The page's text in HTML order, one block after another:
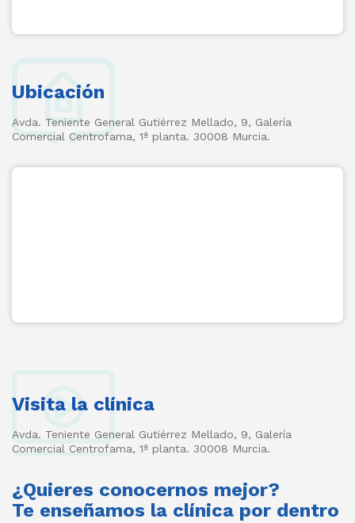
Ubicación
Avda. Teniente General Gutiérrez Mellado, 9, Galería
Comercial Centrofama, 1ª planta. 30008 Murcia.
Visita la clínica
Avda. Teniente General Gutiérrez Mellado, 9, Galería
Comercial Centrofama, 1ª planta. 30008 Murcia.
¿Quieres conocernos mejor?
Te enseñamos la clínica por dentro